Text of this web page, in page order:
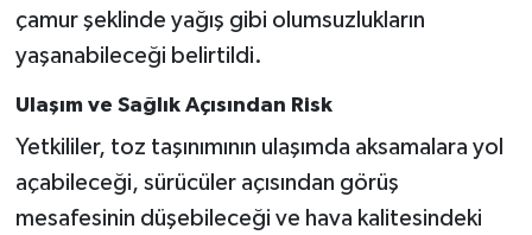
çamur şeklinde yağış gibi olumsuzlukların
yaşanabileceği belirtildi.
Ulaşım ve Sağlık Açısından Risk
Yetkililer, toz taşınımının ulaşımda aksamalara yol
açabileceği, sürücüler açısından görüş
mesafesinin düşebileceği ve hava kalitesindeki